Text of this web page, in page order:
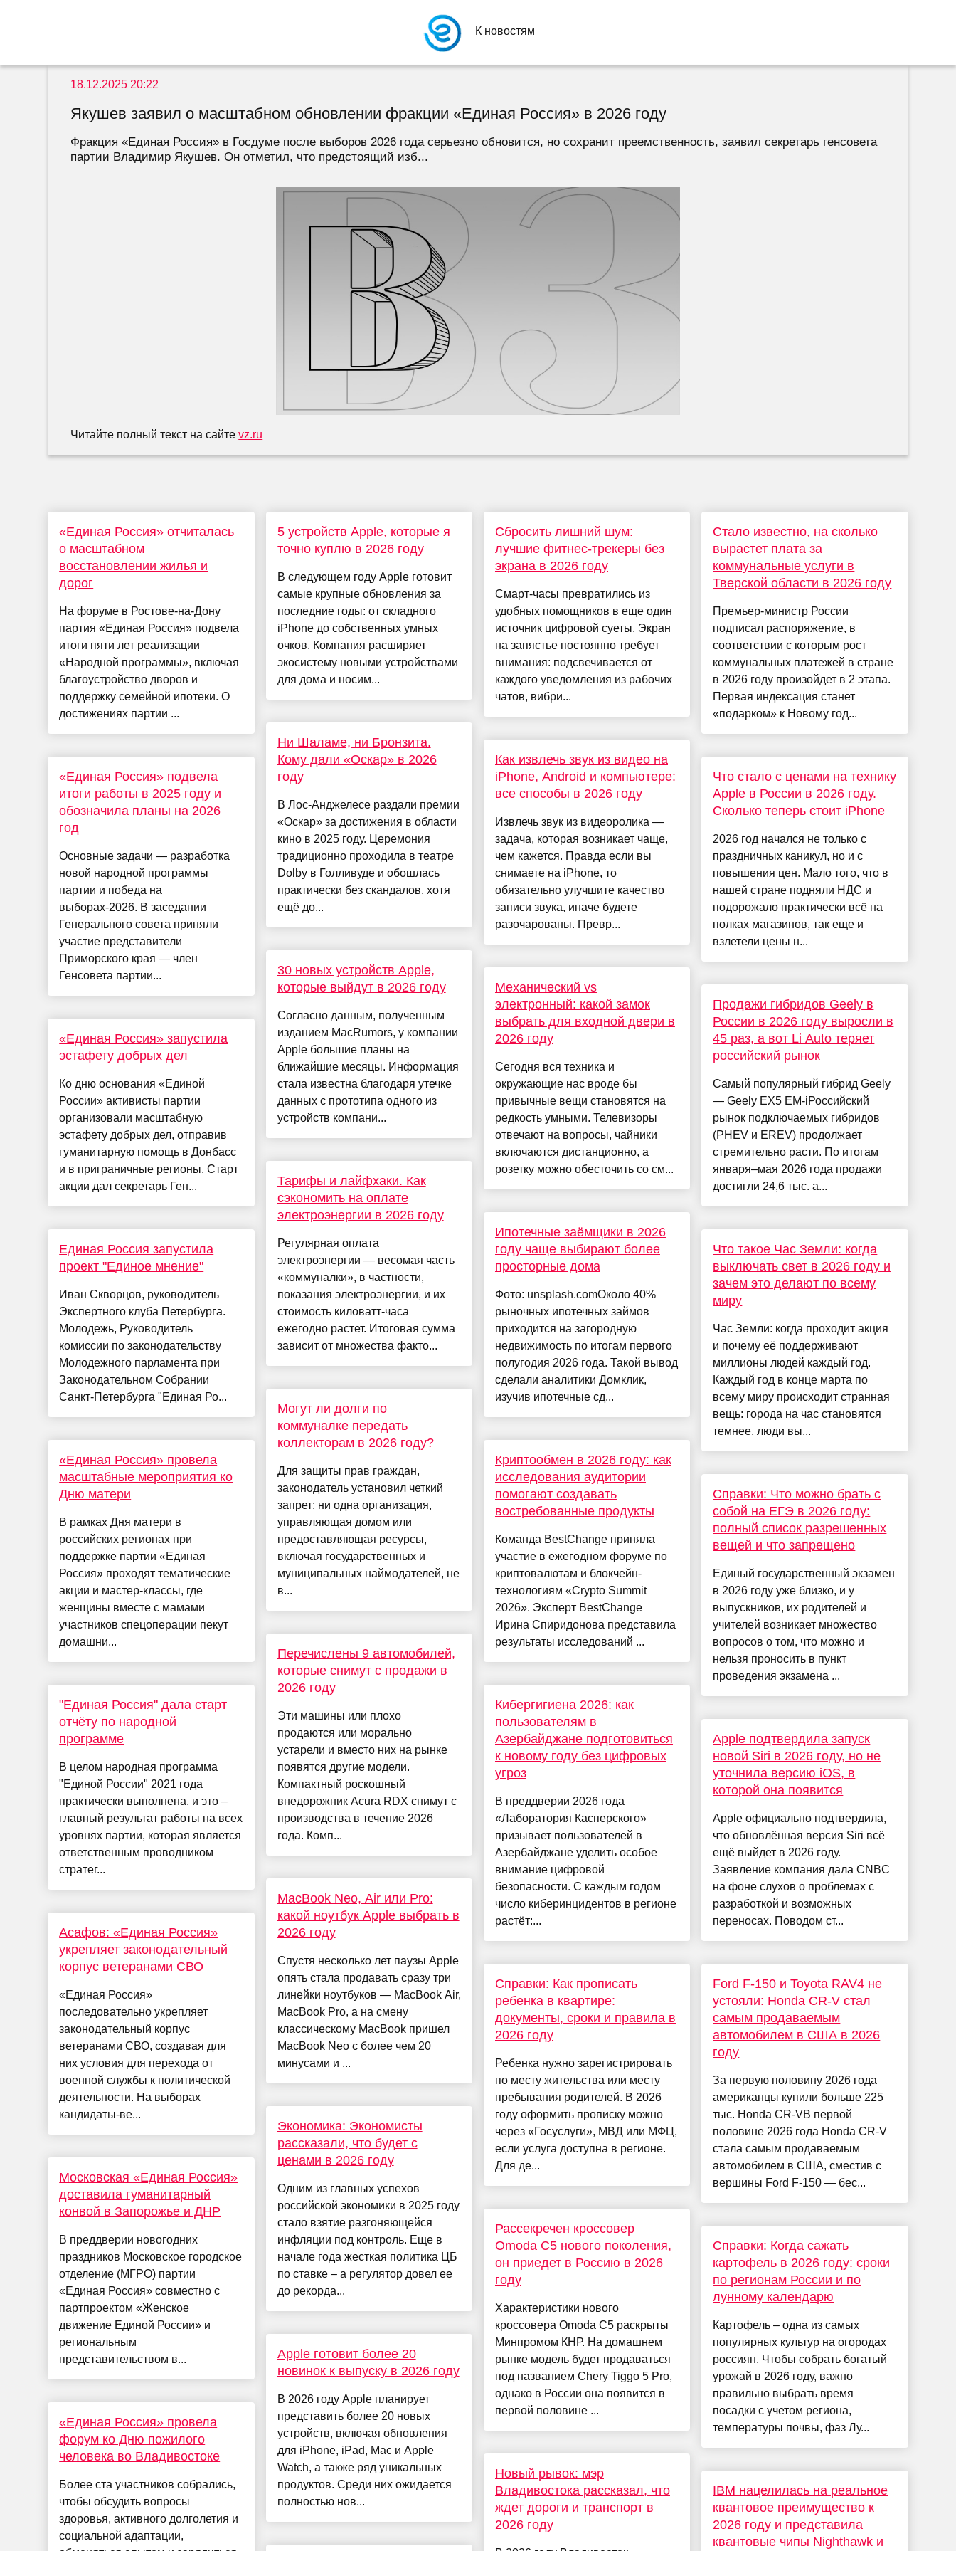
К новостям
18.12.2025 20:22
Якушев заявил о масштабном обновлении фракции «Единая Россия» в 2026 году
Фракция «Единая Россия» в Госдуме после выборов 2026 года серьезно обновится, но сохранит преемственность, заявил секретарь генсовета
партии Владимир Якушев. Он отметил, что предстоящий изб...
Читайте полный текст на сайтеvz.ru
«Единая Россия» отчиталась
о масштабном
восстановлении жилья и
дорог
На форуме в Ростове-на-Дону
партия «Единая Россия» подвела
итоги пяти лет реализации
«Народной программы», включая
благоустройство дворов и
поддержку семейной ипотеки. О
достижениях партии ...
«Единая Россия» подвела
итоги работы в 2025 году и
обозначила планы на 2026
год
Основные задачи — разработка
новой народной программы
партии и победа на
выборах-2026. В заседании
Генерального совета приняли
участие представители
Приморского края — член
Генсовета партии...
«Единая Россия» запустила
эстафету добрых дел
Ко дню основания «Единой
России» активисты партии
организовали масштабную
эстафету добрых дел, отправив
гуманитарную помощь в Донбасс
и в приграничные регионы. Старт
акции дал секретарь Ген...
Единая Россия запустила
проект "Единое мнение"
Иван Скворцов, руководитель
Экспертного клуба Петербурга.
Молодежь, Руководитель
комиссии по законодательству
Молодежного парламента при
Законодательном Собрании
Санкт-Петербурга "Единая Ро...
«Единая Россия» провела
масштабные мероприятия ко
Дню матери
В рамках Дня матери в
российских регионах при
поддержке партии «Единая
Россия» проходят тематические
акции и мастер-классы, где
женщины вместе с мамами
участников спецоперации пекут
домашни...
"Единая Россия" дала старт
отчёту по народной
программе
В целом народная программа
"Единой России" 2021 года
практически выполнена, и это –
главный результат работы на всех
уровнях партии, которая является
ответственным проводником
стратег...
Асафов: «Единая Россия»
укрепляет законодательный
корпус ветеранами СВО
«Единая Россия»
последовательно укрепляет
законодательный корпус
ветеранами СВО, создавая для
них условия для перехода от
военной службы к политической
деятельности. На выборах
кандидаты-ве...
Московская «Единая Россия»
доставила гуманитарный
конвой в Запорожье и ДНР
В преддверии новогодних
праздников Московское городское
отделение (МГРО) партии
«Единая Россия» совместно с
партпроектом «Женское
движение Единой России» и
региональным
представительством в...
«Единая Россия» провела
форум ко Дню пожилого
человека во Владивостоке
Более ста участников собрались,
чтобы обсудить вопросы
здоровья, активного долголетия и
социальной адаптации,
5 устройств Apple, которые я
точно куплю в 2026 году
В следующем году Apple готовит
самые крупные обновления за
последние годы: от складного
iPhone до собственных умных
очков. Компания расширяет
экосистему новыми устройствами
для дома и носим...
Ни Шаламе, ни Бронзита.
Кому дали «Оскар» в 2026
году
В Лос-Анджелесе раздали премии
«Оскар» за достижения в области
кино в 2025 году. Церемония
традиционно проходила в театре
Dolby в Голливуде и обошлась
практически без скандалов, хотя
ещё до...
30 новых устройств Apple,
которые выйдут в 2026 году
Согласно данным, полученным
изданием MacRumors, у компании
Apple большие планы на
ближайшие месяцы. Информация
стала известна благодаря утечке
данных с прототипа одного из
устройств компани...
Тарифы и лайфхаки. Как
сэкономить на оплате
электроэнергии в 2026 году
Регулярная оплата
электроэнергии — весомая часть
«коммуналки», в частности,
показания электроэнергии, и их
стоимость киловатт-часа
ежегодно растет. Итоговая сумма
зависит от множества факто...
Могут ли долги по
коммуналке передать
коллекторам в 2026 году?
Для защиты прав граждан,
законодатель установил четкий
запрет: ни одна организация,
управляющая домом или
предоставляющая ресурсы,
включая государственных и
муниципальных наймодателей, не
в...
Перечислены 9 автомобилей,
которые снимут с продажи в
2026 году
Эти машины или плохо
продаются или морально
устарели и вместо них на рынке
появятся другие модели.
Компактный роскошный
внедорожник Acura RDX снимут с
производства в течение 2026
года. Комп...
MacBook Neo, Air или Pro:
какой ноутбук Apple выбрать в
2026 году
Спустя несколько лет паузы Apple
опять стала продавать сразу три
линейки ноутбуков — MacBook Air,
MacBook Pro, а на смену
классическому MacBook пришел
MacBook Neo с более чем 20
минусами и ...
Экономика: Экономисты
рассказали, что будет с
ценами в 2026 году
Одним из главных успехов
российской экономики в 2025 году
стало взятие разгоняющейся
инфляции под контроль. Еще в
начале года жесткая политика ЦБ
по ставке – а регулятор довел ее
до рекорда...
Apple готовит более 20
новинок к выпуску в 2026 году
В 2026 году Apple планирует
представить более 20 новых
устройств, включая обновления
для iPhone, iPad, Mac и Apple
Watch, а также ряд уникальных
продуктов. Среди них ожидается
полностью нов...
Сбросить лишний шум:
лучшие фитнес-трекеры без
экрана в 2026 году
Смарт-часы превратились из
удобных помощников в еще один
источник цифровой суеты. Экран
на запястье постоянно требует
внимания: подсвечивается от
каждого уведомления из рабочих
чатов, вибри...
Как извлечь звук из видео на
iPhone, Android и компьютере:
все способы в 2026 году
Извлечь звук из видеоролика —
задача, которая возникает чаще,
чем кажется. Правда если вы
снимаете на iPhone, то
обязательно улучшите качество
записи звука, иначе будете
разочарованы. Превр...
Механический vs
электронный: какой замок
выбрать для входной двери в
2026 году
Сегодня вся техника и
окружающие нас вроде бы
привычные вещи становятся на
редкость умными. Телевизоры
отвечают на вопросы, чайники
включаются дистанционно, а
розетку можно обесточить со см...
Ипотечные заёмщики в 2026
году чаще выбирают более
просторные дома
Фото: unsplash.comОколо 40%
рыночных ипотечных займов
приходится на загородную
недвижимость по итогам первого
полугодия 2026 года. Такой вывод
сделали аналитики Домклик,
изучив ипотечные сд...
Криптообмен в 2026 году: как
исследования аудитории
помогают создавать
востребованные продукты
Команда BestChange приняла
участие в ежегодном форуме по
криптовалютам и блокчейн-
технологиям «Crypto Summit
2026». Эксперт BestChange
Ирина Спиридонова представила
результаты исследований ...
Кибергигиена 2026: как
пользователям в
Азербайджане подготовиться
к новому году без цифровых
угроз
В преддверии 2026 года
«Лаборатория Касперского»
призывает пользователей в
Азербайджане уделить особое
внимание цифровой
безопасности. С каждым годом
число киберинцидентов в регионе
растёт:...
Справки: Как прописать
ребенка в квартире:
документы, сроки и правила в
2026 году
Ребенка нужно зарегистрировать
по месту жительства или месту
пребывания родителей. В 2026
году оформить прописку можно
через «Госуслуги», МВД или МФЦ,
если услуга доступна в регионе.
Для де...
Рассекречен кроссовер
Omoda C5 нового поколения,
он приедет в Россию в 2026
году
Характеристики нового
кроссовера Omoda C5 раскрыты
Минпромом КНР. На домашнем
рынке модель будет продаваться
под названием Chery Tiggo 5 Pro,
однако в России она появится в
первой половине ...
Новый рывок: мэр
Владивостока рассказал, что
ждет дороги и транспорт в
2026 году
Стало известно, на сколько
вырастет плата за
коммунальные услуги в
Тверской области в 2026 году
Премьер-министр России
подписал распоряжение, в
соответствии с которым рост
коммунальных платежей в стране
в 2026 году произойдет в 2 этапа.
Первая индексация станет
«подарком» к Новому год...
Что стало с ценами на технику
Apple в России в 2026 году.
Сколько теперь стоит iPhone
2026 год начался не только с
праздничных каникул, но и с
повышения цен. Мало того, что в
нашей стране подняли НДС и
подорожало практически всё на
полках магазинов, так еще и
взлетели цены н...
Продажи гибридов Geely в
России в 2026 году выросли в
45 раз, а вот Li Auto теряет
российский рынок
Самый популярный гибрид Geely
— Geely EX5 EM-iРоссийский
рынок подключаемых гибридов
(PHEV и EREV) продолжает
стремительно расти. По итогам
января–мая 2026 года продажи
достигли 24,6 тыс. а...
Что такое Час Земли: когда
выключать свет в 2026 году и
зачем это делают по всему
миру
Час Земли: когда проходит акция
и почему её поддерживают
миллионы людей каждый год.
Каждый год в конце марта по
всему миру происходит странная
вещь: города на час становятся
темнее, люди вы...
Справки: Что можно брать с
собой на ЕГЭ в 2026 году:
полный список разрешенных
вещей и что запрещено
Единый государственный экзамен
в 2026 году уже близко, и у
выпускников, их родителей и
учителей возникает множество
вопросов о том, что можно и
нельзя проносить в пункт
проведения экзамена ...
Apple подтвердила запуск
новой Siri в 2026 году, но не
уточнила версию iOS, в
которой она появится
Apple официально подтвердила,
что обновлённая версия Siri всё
ещё выйдет в 2026 году.
Заявление компания дала CNBC
на фоне слухов о проблемах с
разработкой и возможных
переносах. Поводом ст...
Ford F-150 и Toyota RAV4 не
устояли: Honda CR-V стал
самым продаваемым
автомобилем в США в 2026
году
За первую половину 2026 года
американцы купили больше 225
тыс. Honda CR-VВ первой
половине 2026 года Honda CR-V
стала самым продаваемым
автомобилем в США, сместив с
вершины Ford F-150 — бес...
Справки: Когда сажать
картофель в 2026 году: сроки
по регионам России и по
лунному календарю
Картофель – одна из самых
популярных культур на огородах
россиян. Чтобы собрать богатый
урожай в 2026 году, важно
правильно выбрать время
посадки с учетом региона,
температуры почвы, фаз Лу...
IBM нацелилась на реальное
квантовое преимущество к
2026 году и представила
квантовые чипы Nighthawk и